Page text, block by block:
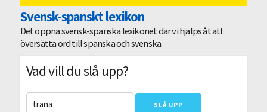
Svensk-spanskt lexikon
Det öppna svensk-spanska lexikonet där vi hjälps åt att
översätta ord till spanska och svenska.
Vad vill du slå upp?